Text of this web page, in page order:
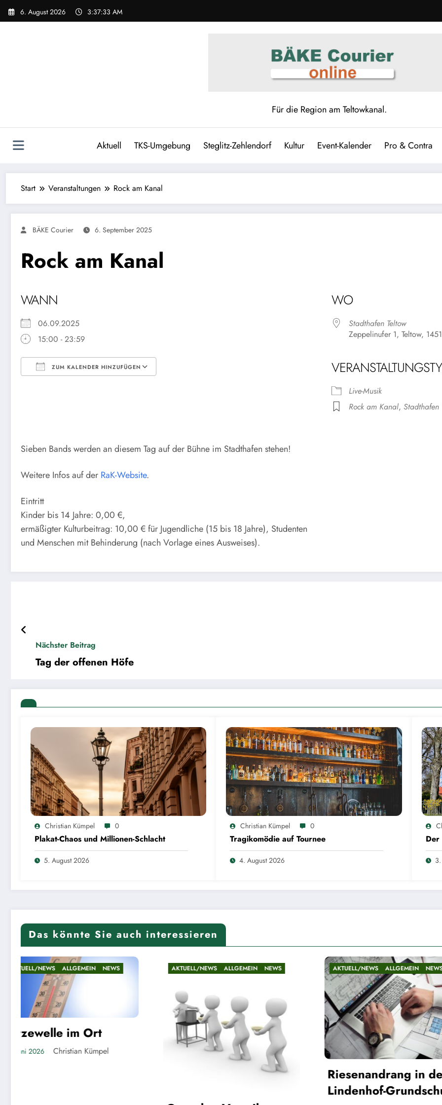
Zum
Inhalt
6. August 2026 3:37:34 AM
Für die Region am Teltowkanal.
Aktuell TKS-Umgebung Steglitz-Zehlendorf Kultur Event-Kalender Pro & Contra
Start Veranstaltungen Rock am Kanal
BÄKE Courier 6. September 2025
Rock am Kanal
WANN
06.09.2025
15:00 - 23:59
ZUM KALENDER HINZUFÜGEN
WO
Stadthafen Teltow
Zeppelinufer 1, Teltow,
Live-Musik
Rock am Kanal, Stadthafen
Sieben Bands werden an diesem Tag auf der Bühne im Stadthafen stehen!
Weitere Infos auf der RaK-Website.
Eintritt
Kinder bis 14 Jahre: 0,00 €,
ermäßigter Kulturbeitrag: 10,00 € für Jugendliche (15 bis 18 Jahre), Studenten
und Menschen mit Behinderung (nach Vorlage eines Ausweises).
Nächster Beitrag
Tag der offenen Höfe
Christian Kümpel 0
Plakat-Chaos und Millionen-Schlacht
5. August 2026
Christian Kümpel 0
Tragikomödie auf Tournee
4. August 2026
Der
Das könnte Sie auch interessieren
AKTUELL/NEWS ALLGEMEIN AKTUELL/NEWS ALLGEMEIN
Riesenandrang in der
Lindenhof-Grundschule
AKTUELL/NEWS
Die Teltower
Gespenster
21. Mai 2026 Christian